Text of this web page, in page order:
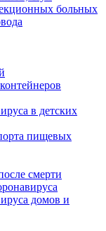
больных
в детских
пищевых
смерти
домов и